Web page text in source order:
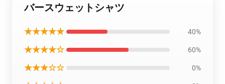
バースウェットシャツ
★★★★★ 40%
★★★★☆ 60%
★★★☆☆ 0%